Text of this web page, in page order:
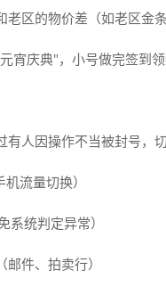
区的物价差（如老区金
宵庆典"，小号做完签到
有人因操作不当被封号，切
流量切换）
系统判定异常）
件、拍卖行）